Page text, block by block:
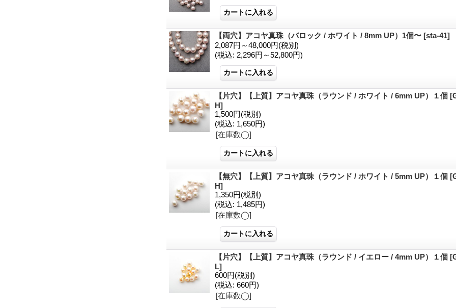
【両穴】アコヤ真珠（バロック / ホワイト / 8mm UP）1個〜 [sta-41]
2,087円～48,000円(税別)
(税込: 2,296円～52,800円)
【片穴】【上質】アコヤ真珠（ラウンド / ホワイト / 6mm UP）１個
H]
1,500円(税別)
(税込: 1,650円)
[在庫数◯]
【無穴】【上質】アコヤ真珠（ラウンド / ホワイト / 5mm UP）１個
H]
1,350円(税別)
(税込: 1,485円)
[在庫数◯]
【片穴】【上質】アコヤ真珠（ラウンド / イエロー / 4mm UP）１個
L]
600円(税別)
(税込: 660円)
[在庫数◯]